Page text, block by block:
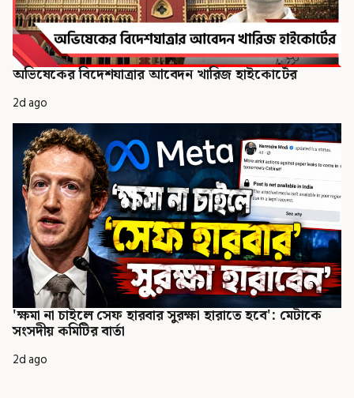
অভিষেকের বিদেশযাত্রার আবেদন খারিজ হাইকোর্টের
2d ago
'ক্ষমা না চাইলে সেফ হারবার সুরক্ষা হারাতে হবে': মেটাকে
সংসদীয় কমিটির বার্তা
2d ago